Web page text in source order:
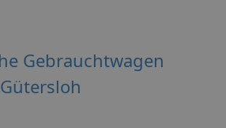
Gebrauchtwagen